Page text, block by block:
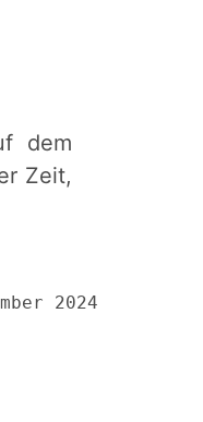
dem
Zeit,
2024